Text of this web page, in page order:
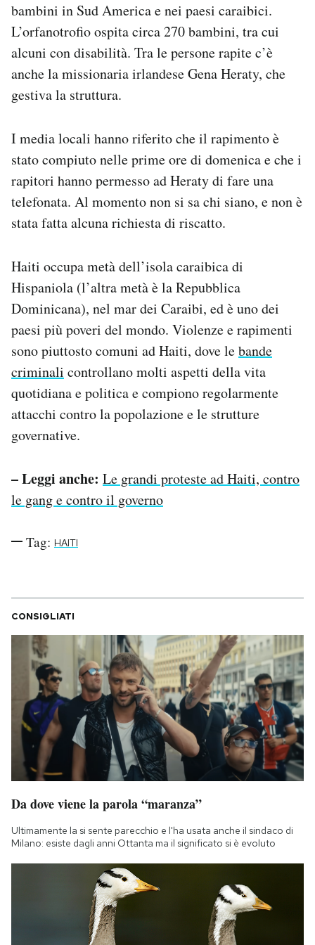
Notifiche mobile
Regala il Post
Hai bisogno di aiuto?
bambini in Sud America e nei paesi caraibici.
L’orfanotrofio ospita circa 270 bambini, tra cui
alcuni con disabilità. Tra le persone rapite c’è
anche la missionaria irlandese Gena Heraty, che
gestiva la struttura.
I media locali hanno riferito che il rapimento è
stato compiuto nelle prime ore di domenica e che i
rapitori hanno permesso ad Heraty di fare una
telefonata. Al momento non si sa chi siano, e non è
stata fatta alcuna richiesta di riscatto.
Haiti occupa metà dell’isola caraibica di
Hispaniola (l’altra metà è la Repubblica
Dominicana), nel mar dei Caraibi, ed è uno dei
paesi più poveri del mondo. Violenze e rapimenti
sono piuttosto comuni ad Haiti, dove lebande
criminali controllano molti aspetti della vita
quotidiana e politica e compiono regolarmente
attacchi contro la popolazione e le strutture
governative.
– Leggi anche: Le grandi proteste ad Haiti, contro
le gang e contro il governo
Tag: HAITI
CONSIGLIATI
Da dove viene la parola “maranza”
Ultimamente la si sente parecchio e l'ha usata anche il sindaco di
Milano: esiste dagli anni Ottanta ma il significato si è evoluto